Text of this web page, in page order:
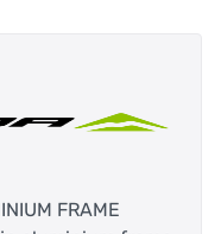
FRAME